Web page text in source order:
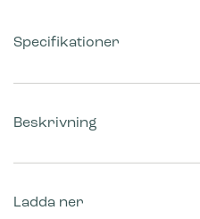
Beskrivning
Ladda ner
Specifikationer